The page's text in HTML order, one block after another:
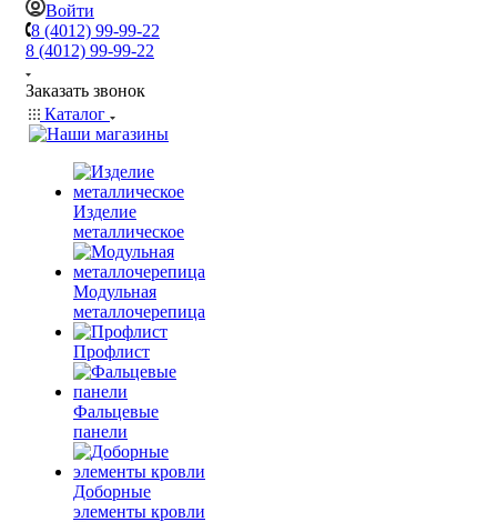
Войти
8 (4012) 99-99-22
8 (4012) 99-99-22
Заказать звонок
Каталог
Изделие
металлическое
Модульная
металлочерепица
Профлист
Фальцевые
панели
Доборные
элементы кровли